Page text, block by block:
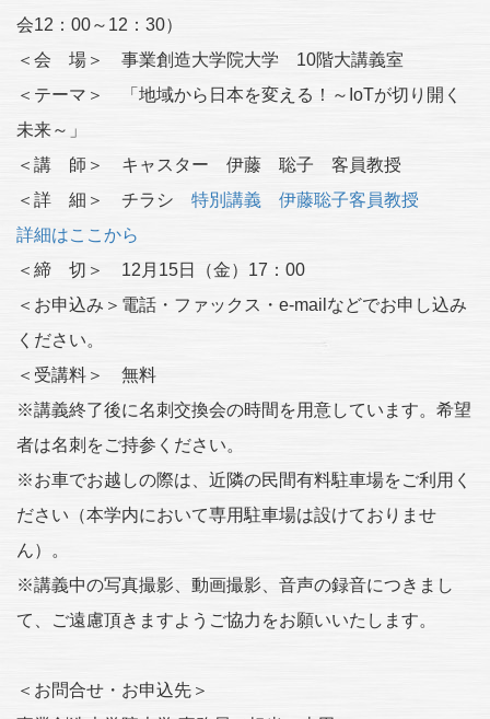
会12：00～12：30）
＜会 場＞ 事業創造大学院大学 10階大講義室
＜テーマ＞ 「地域から日本を変える！～IoTが切り開く
未来～」
＜講 師＞ キャスター 伊藤 聡子 客員教授
＜詳 細＞ チラシ 特別講義 伊藤聡子客員教授
詳細はここから
＜締 切＞ 12月15日（金）17：00
＜お申込み＞電話・ファックス・e-mailなどでお申し込み
ください。
＜受講料＞ 無料
※講義終了後に名刺交換会の時間を用意しています。希望
者は名刺をご持参ください。
※お車でお越しの際は、近隣の民間有料駐車場をご利用く
ださい（本学内において専用駐車場は設けておりませ
ん）。
※講義中の写真撮影、動画撮影、音声の録音につきまし
て、ご遠慮頂きますようご協力をお願いいたします。
＜お問合せ・お申込先＞